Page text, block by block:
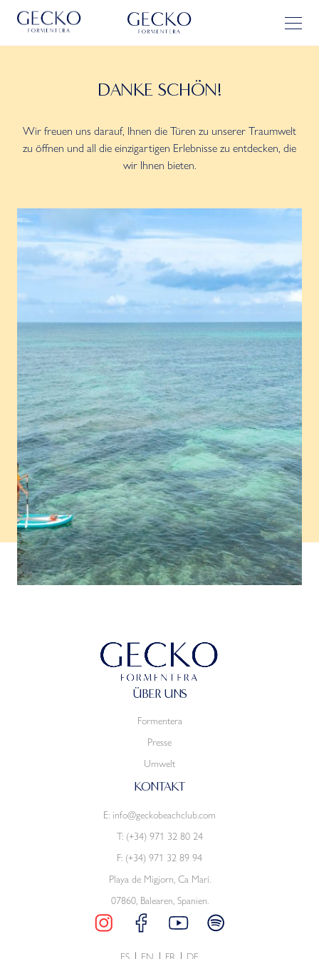
DANKE SCHÖN!
Wir freuen uns darauf, Ihnen die Türen zu unserer Traumwelt
zu öffnen und all die einzigartigen Erlebnisse zu entdecken, die
wir Ihnen bieten.
ÜBER UNS
Formentera
Presse
Umwelt
KONTAKT
E: info@geckobeachclub.com
T: (+34) 971 32 80 24
F: (+34) 971 32 89 94
Playa de Migjorn, Ca Marí.
07860, Balearen, Spanien.